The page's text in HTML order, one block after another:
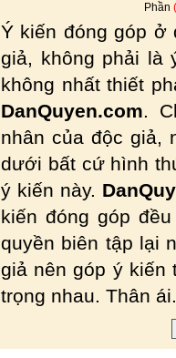
Phần
Ý kiến đóng góp ở
giả, không phải là
không nhất thiết
DanQuyen.com.
nhân của độc giả,
dưới bất cứ hình
ý kiến này.
kiến đóng góp
quyền biên tập lại
giả nên góp ý kiến
trọng nhau. Thân